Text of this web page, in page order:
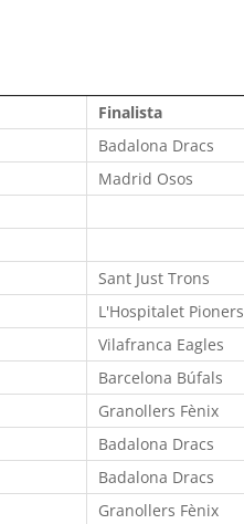
Finalista
Badalona Dracs
Madrid Osos
Sant Just Trons
L'Hospitalet Pioners
Vilafranca Eagles
Barcelona Búfals
Granollers Fènix
Badalona Dracs
Badalona Dracs
Granollers Fènix